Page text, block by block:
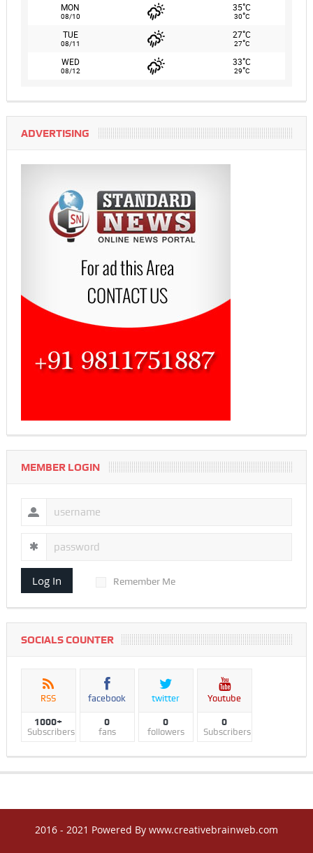
MON
08/10
35°C
30°C
TUE
08/11
27°C
27°C
WED
08/12
33°C
29°C
ADVERTISING
MEMBER LOGIN
Log In Remember Me
SOCIALS COUNTER
RSS
1000+
Subscribers
facebook
0
fans
twitter
0
followers
Youtube
0
Subscribers
2016 - 2021 Powered By www.creativebrainweb.com